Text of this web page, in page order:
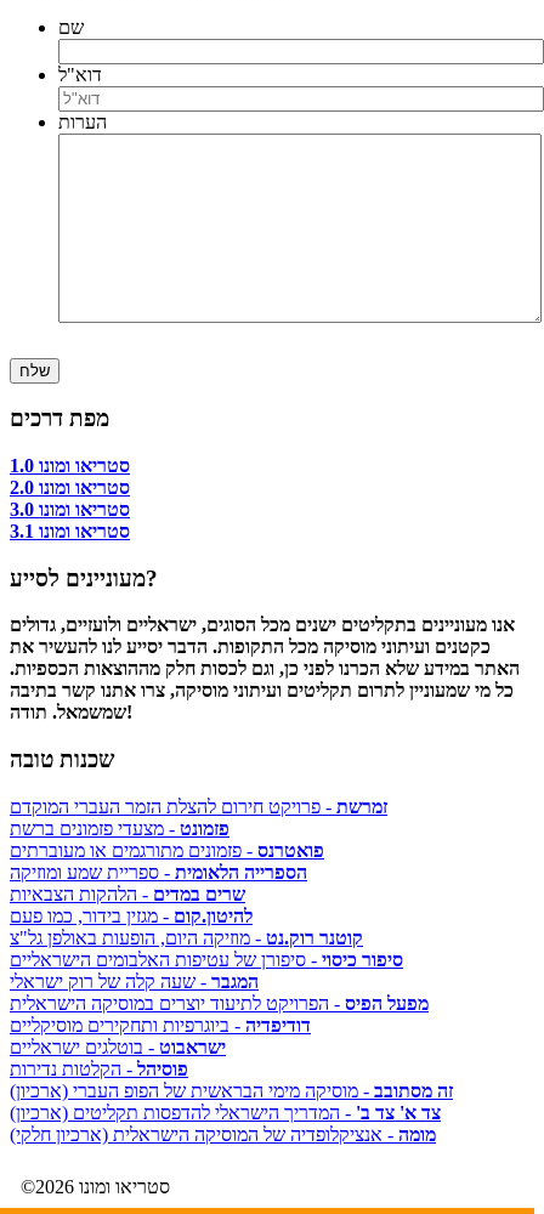
שם
דוא"ל
הערות
מפת דרכים
סטריאו ומונו 1.0
סטריאו ומונו 2.0
סטריאו ומונו 3.0
סטריאו ומונו 3.1
מעוניינים לסייע?
אנו מעוניינים בתקליטים ישנים מכל הסוגים, ישראליים ולועזיים, גדולים
כקטנים ועיתוני מוסיקה מכל התקופות. הדבר יסייע לנו להעשיר את
האתר במידע שלא הכרנו לפני כן, וגם לכסות חלק מההוצאות הכספיות.
כל מי שמעוניין לתרום תקליטים ועיתוני מוסיקה, צרו אתנו קשר בתיבה
שמשמאל. תודה!
שכנות טובה
זמרשת - פרויקט חירום להצלת הזמר העברי המוקדם
פזמונט - מצעדי פזמונים ברשת
פואטרנס - פזמונים מתורגמים או מעוברתים
הספרייה הלאומית - ספריית שמע ומוזיקה
שרים במדים - הלהקות הצבאיות
להיטון.קום - מגזין בידור, כמו פעם
קוטנר רוק.נט - מוזיקה היום, הופעות באולפן גל"צ
סיפור כיסוי - סיפורן של עטיפות האלבומים הישראליים
המגבר - שעה קלה של רוק ישראלי
מפעל הפיס - הפרויקט לתיעוד יוצרים במוסיקה הישראלית
דודיפדיה - ביוגרפיות ותחקירים מוסיקליים
ישראבוט - בוטלגים ישראליים
פוסיהל - הקלטות נדירות
זה מסתובב - מוסיקה מימי הבראשית של הפופ העברי (ארכיון)
צד א' צד ב' - המדריך הישראלי להדפסות תקליטים (ארכיון)
מומה - אנציקלופדיה של המוסיקה הישראלית (ארכיון חלקי)
©2026 סטריאו ומונו